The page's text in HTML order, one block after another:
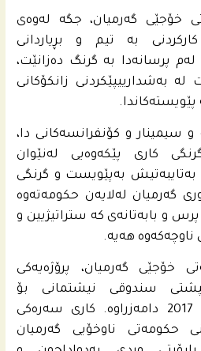
خۆجێی گه‌رمیان، جگه‌ له‌وه‌ى
به‌ تیم و بڕیاردانى
پرسانه‌دا به‌ گرنگ ده‌زانێت،
به‌شدارییپێكردنى زانكۆكانى
و سیمینار و كۆنفرانسه‌كانى دا،
كاری پێكه‌وه‌یی له‌نێوان
به‌تایبه‌تیش به‌پێویست و گرنگی
گه‌رمیان له‌لایه‌ن حكومه‌ته‌وه‌
و بابه‌تانه‌ى كه‌ ستراتیژیین و
ناوچه‌كه‌وه‌ هه‌یه‌.
خۆجێی گه‌رمیان، پرۆژه‌یه‌كى
سندوقی نیشتمانى بۆ
دیموكراسی NED ساڵی 2017 دامه‌زراوه‌. كارى سه‌ره‌كی
حكومه‌تى ناوخۆیی گه‌رمیان